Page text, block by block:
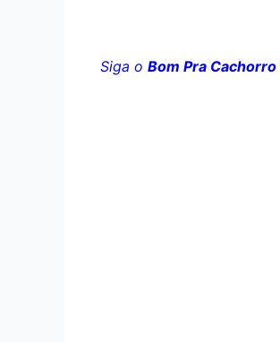
Siga o Bom Pra Cachorro